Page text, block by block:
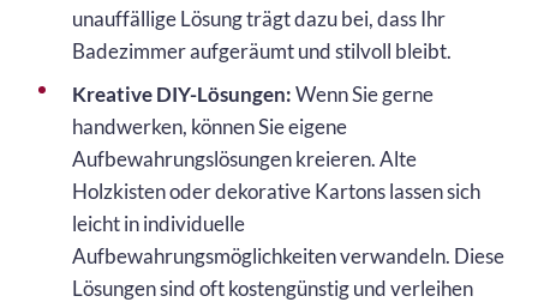
unauffällige Lösung trägt dazu bei, dass Ihr
Badezimmer aufgeräumt und stilvoll bleibt.
Kreative DIY-Lösungen:Wenn Sie gerne
handwerken, können Sie eigene
Aufbewahrungslösungen kreieren. Alte
Holzkisten oder dekorative Kartons lassen sich
leicht in individuelle
Aufbewahrungsmöglichkeiten verwandeln. Diese
Lösungen sind oft kostengünstig und verleihen